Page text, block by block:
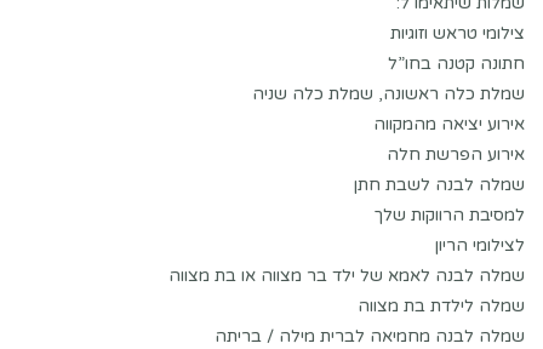
צילומי טראש וזוגיות
חתונה קטנה בחו”ל
שמלת כלה ראשונה, שמלת כלה שניה
אירוע יציאה מהמקווה
אירוע הפרשת חלה
שמלה לבנה לשבת חתן
למסיבת הרווקות שלך
לצילומי הריון
שמלה לבנה לאמא של ילד בר מצווה או בת מצווה
שמלה לילדת בת מצווה
שמלה לבנה מחמיאה לברית מילה / בריתה